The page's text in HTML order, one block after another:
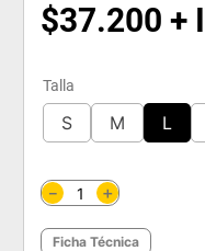
$37.200
Talla
S M L
＋
－
Ficha Técnica